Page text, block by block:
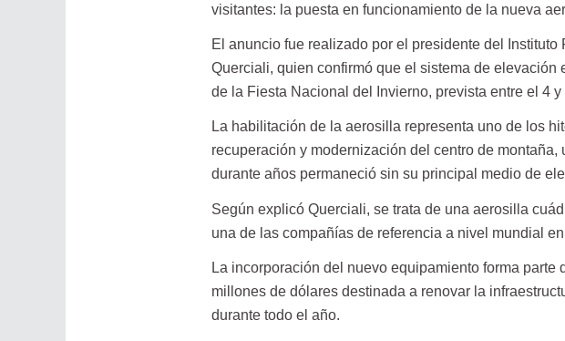
visitantes: la puesta en funcionamiento de la nueva
El anuncio fue realizado por el presidente del
Querciali, quien confirmó que el sistema de
de la Fiesta Nacional del Invierno, prevista entre el 4
La habilitación de la aerosilla representa uno de los
recuperación y modernización del centro de
durante años permaneció sin su principal medio de
Según explicó Querciali, se trata de una aerosilla
una de las compañías de referencia a nivel mundial
La incorporación del nuevo equipamiento forma
millones de dólares destinada a renovar la
durante todo el año.